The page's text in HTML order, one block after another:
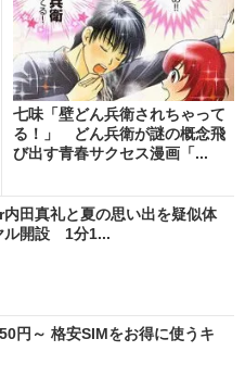
七味「壁どん兵衛されちゃって
る！」 どん兵衛が謎の概念飛
び出す青春サクセス漫画「...
田真礼と夏の思い出を疑似体
ル開設 1分1...
円～ 格安SIMをお得に使うキ